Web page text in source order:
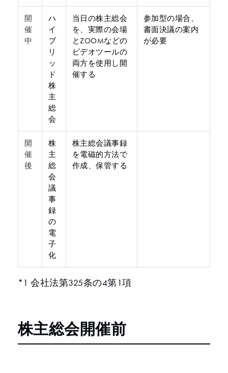
開
催
中
ハ
イ
ブ
リ
ッ
ド
株
主
総
会
当日の株主総会
を、実際の会場
とZOOMなどの
ビデオツールの
両方を使用し開
催する
参加型の場合、
書面決議の案内
が必要
開
催
後
株
主
総
会
議
事
録
の
電
子
化
株主総会議事録
を電磁的方法で
作成、保管する
*1 会社法第325条の4第1項
株主総会開催前